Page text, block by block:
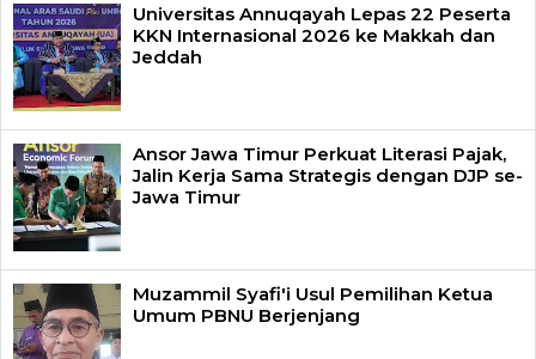
Universitas Annuqayah Lepas 22 Peserta
KKN Internasional 2026 ke Makkah dan
Jeddah
Ansor Jawa Timur Perkuat Literasi Pajak,
Jalin Kerja Sama Strategis dengan DJP se-
Jawa Timur
Muzammil Syafi'i Usul Pemilihan Ketua
Umum PBNU Berjenjang